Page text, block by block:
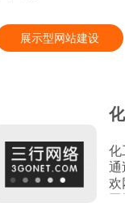
展示型网站建设
化工外
通
欢